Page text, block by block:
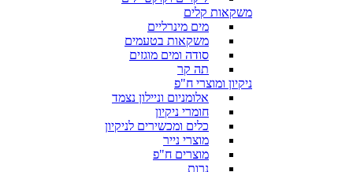
משקאות קלים
מים מינרליים
משקאות בטעמים
סודה ומים מוגזים
תה קר
ניקיון ומוצרי ח"פ
אלומניום וניילון נצמד
חומרי ניקיון
כלים ומכשירים לניקיון
מוצרי נייר
מוצרים ח"פ
נרות